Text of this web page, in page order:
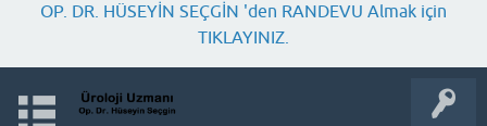
OP. DR. HÜSEYİN SEÇGİN 'den RANDEVU Almak için
TIKLAYINIZ.